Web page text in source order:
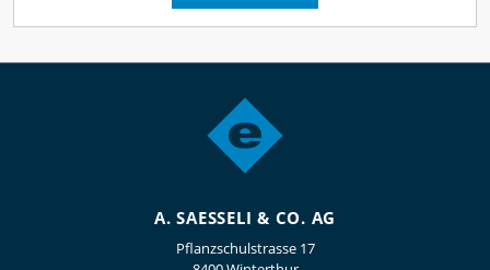
A. SAESSELI & CO. AG
Pflanzschulstrasse 17